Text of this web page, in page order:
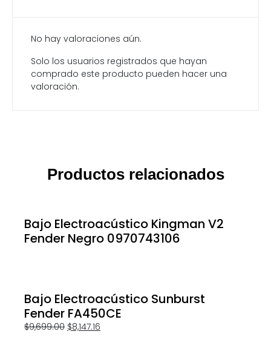
No hay valoraciones aún.
Solo los usuarios registrados que hayan
comprado este producto pueden hacer una
valoración.
Productos relacionados
Bajo Electroacústico Kingman V2
Fender Negro 0970743106
Bajo Electroacústico Sunburst
Fender FA450CE
$9,699.00 $8,147.16